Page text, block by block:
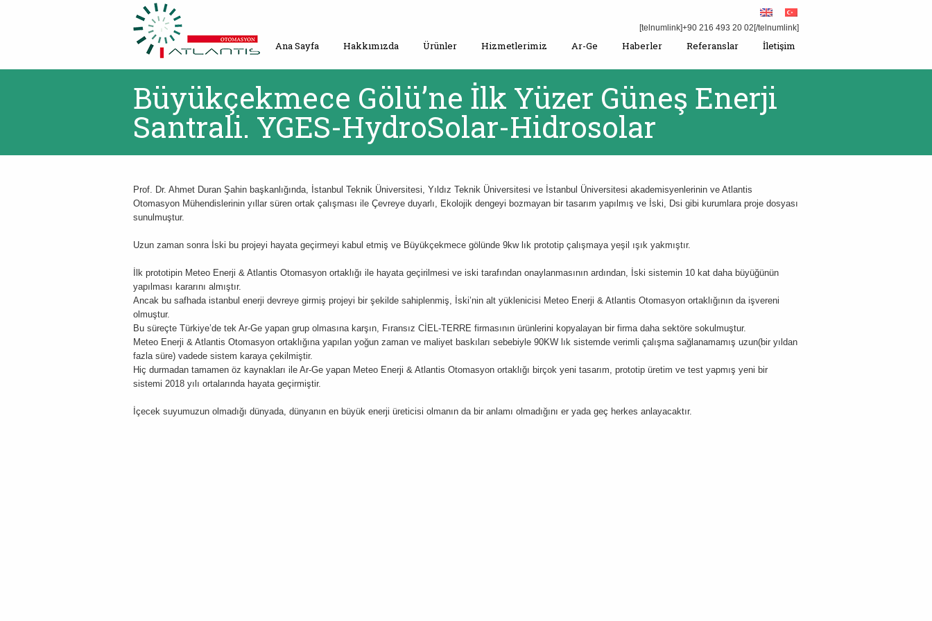
[telnumlink]+90 216 493 20 02[/telnumlink]
Ana Sayfa Hakkımızda Ürünler Hizmetlerimiz Ar-Ge Haberler Referanslar İletişim
Büyükçekmece Gölü’ne İlk Yüzer Güneş Enerji
Santrali. YGES-HydroSolar-Hidrosolar
Prof. Dr. Ahmet Duran Şahin başkanlığında, İstanbul Teknik Üniversitesi, Yıldız Teknik Üniversitesi ve İstanbul Üniversitesi akademisyenlerinin ve Atlantis
Otomasyon Mühendislerinin yıllar süren ortak çalışması ile Çevreye duyarlı, Ekolojik dengeyi bozmayan bir tasarım yapılmış ve İski, Dsi gibi kurumlara proje dosyası
sunulmuştur.
Uzun zaman sonra İski bu projeyi hayata geçirmeyi kabul etmiş ve Büyükçekmece gölünde 9kw lık prototip çalışmaya yeşil ışık yakmıştır.
İlk prototipin Meteo Enerji & Atlantis Otomasyon ortaklığı ile hayata geçirilmesi ve iski tarafından onaylanmasının ardından, İski sistemin 10 kat daha büyüğünün
yapılması kararını almıştır.
Ancak bu safhada istanbul enerji devreye girmiş projeyi bir şekilde sahiplenmiş, İski’nin alt yüklenicisi Meteo Enerji & Atlantis Otomasyon ortaklığının da işvereni
olmuştur.
Bu süreçte Türkiye’de tek Ar-Ge yapan grup olmasına karşın, Fıransız CİEL-TERRE firmasının ürünlerini kopyalayan bir firma daha sektöre sokulmuştur.
Meteo Enerji & Atlantis Otomasyon ortaklığına yapılan yoğun zaman ve maliyet baskıları sebebiyle 90KW lık sistemde verimli çalışma sağlanamamış uzun(bir yıldan
fazla süre) vadede sistem karaya çekilmiştir.
Hiç durmadan tamamen öz kaynakları ile Ar-Ge yapan Meteo Enerji & Atlantis Otomasyon ortaklığı birçok yeni tasarım, prototip üretim ve test yapmış yeni bir
sistemi 2018 yılı ortalarında hayata geçirmiştir.
İçecek suyumuzun olmadığı dünyada, dünyanın en büyük enerji üreticisi olmanın da bir anlamı olmadığını er yada geç herkes anlayacaktır.